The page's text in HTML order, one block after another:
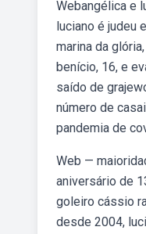
Webangélica e
luciano é judeu
marina da
benício, 16, e
saído de
número de
pandemia de
Web —
aniversário de
goleiro cássio
desde 2004,